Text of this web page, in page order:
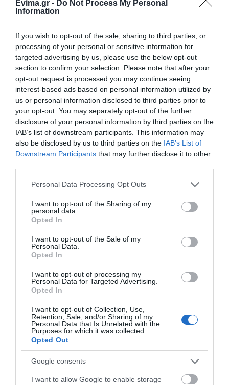
Evima.gr - Do Not Process My Personal
Information
If you wish to opt-out of the sale, sharing to third parties, or
processing of your personal or sensitive information for
targeted advertising by us, please use the below opt-out
section to confirm your selection. Please note that after your
opt-out request is processed you may continue seeing
interest-based ads based on personal information utilized by
us or personal information disclosed to third parties prior to
your opt-out. You may separately opt-out of the further
disclosure of your personal information by third parties on the
IAB’s list of downstream participants. This information may
also be disclosed by us to third parties on the IAB’s List of
Downstream Participants that may further disclose it to other
Please note that this website/app uses one or more Google
not limited to your visit or usage behaviour. You may click to
grant or deny consent to Google and its third-party tags to
use your data for below specified purposes in below Google
consent section.
Personal Data Processing Opt Outs
I want to opt-out of the Sharing of my
personal data.
Opted In
I want to opt-out of the Sale of my
Personal Data.
Opted In
I want to opt-out of processing my
Personal Data for Targeted Advertising.
Opted In
I want to opt-out of Collection, Use,
Retention, Sale, and/or Sharing of my
Personal Data that Is Unrelated with the
Purposes for which it was collected.
Opted Out
Google consents
I want to allow Google to enable storage
07.08.2026 | 18:40
Τραγική κατάληξη είχε η
θαλάσσια εκδρομή για 57χρονο
τουρίστα
07.08.2026 | 18:20
Βαρύ πένθος για τον εκπαιδευτικό
από την Εύβοια που έφυγε από τη
ζωή
07.08.2026 | 18:00
Αυτοψία στα καμένα: 37 σπίτια
κρίθηκαν κατεδαφιστέα στο
Πόρτο Γερμενό
07.08.2026 | 17:40
επιχειρηματίας πού έχασε την
ζωή του
07.08.2026 | 17:20
Οδηγός λεωφορείου υπέστη
καρδιακό επεισόδιο ενώ οδηγούσε
07.08.2026 | 17:00
λόγω απαγόρευσης του
γιου του Χατζιδάκι